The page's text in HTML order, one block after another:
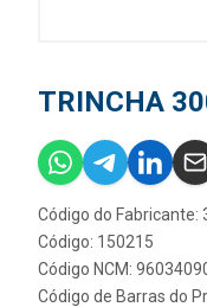
TRINCHA
Código do Fabricante:
Código: 150215
Código NCM:
Código de Barras do